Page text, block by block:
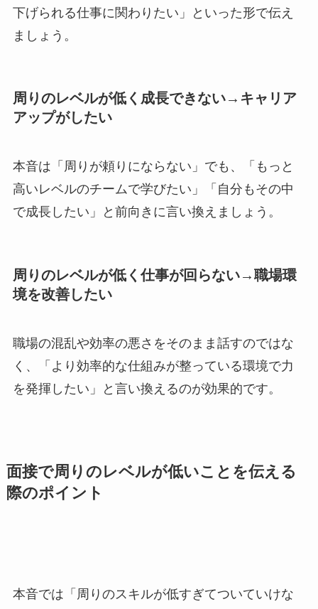
下げられる仕事に関わりたい」といった形で伝え
ましょう。
周りのレベルが低く成長できない→キャリア
アップがしたい
本音は「周りが頼りにならない」でも、「もっと
高いレベルのチームで学びたい」「自分もその中
で成長したい」と前向きに言い換えましょう。
周りのレベルが低く仕事が回らない→職場環
境を改善したい
職場の混乱や効率の悪さをそのまま話すのではな
く、「より効率的な仕組みが整っている環境で力
を発揮したい」と言い換えるのが効果的です。
面接で周りのレベルが低いことを伝える
際のポイント
本音では「周りのスキルが低すぎてついていけな